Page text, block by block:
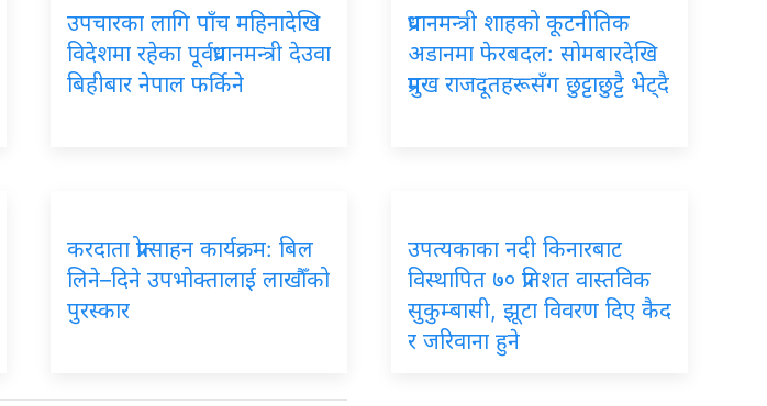
उपचारका लागि पाँच महिनादेखि
विदेशमा रहेका पूर्वप्रधानमन्त्री देउवा
बिहीबार नेपाल फर्किने
प्रधानमन्त्री शाहको कूटनीतिक
अडानमा फेरबदल: सोमबारदेखि
प्रमुख राजदूतहरूसँग छुट्टाछुट्टै भेट्दै
करदाता प्रोत्साहन कार्यक्रम: बिल
लिने–दिने उपभोक्तालाई लाखौँको
पुरस्कार
उपत्यकाका नदी किनारबाट
विस्थापित ७० प्रतिशत वास्तविक
सुकुम्बासी, झूटा विवरण दिए कैद
र जरिवाना हुने